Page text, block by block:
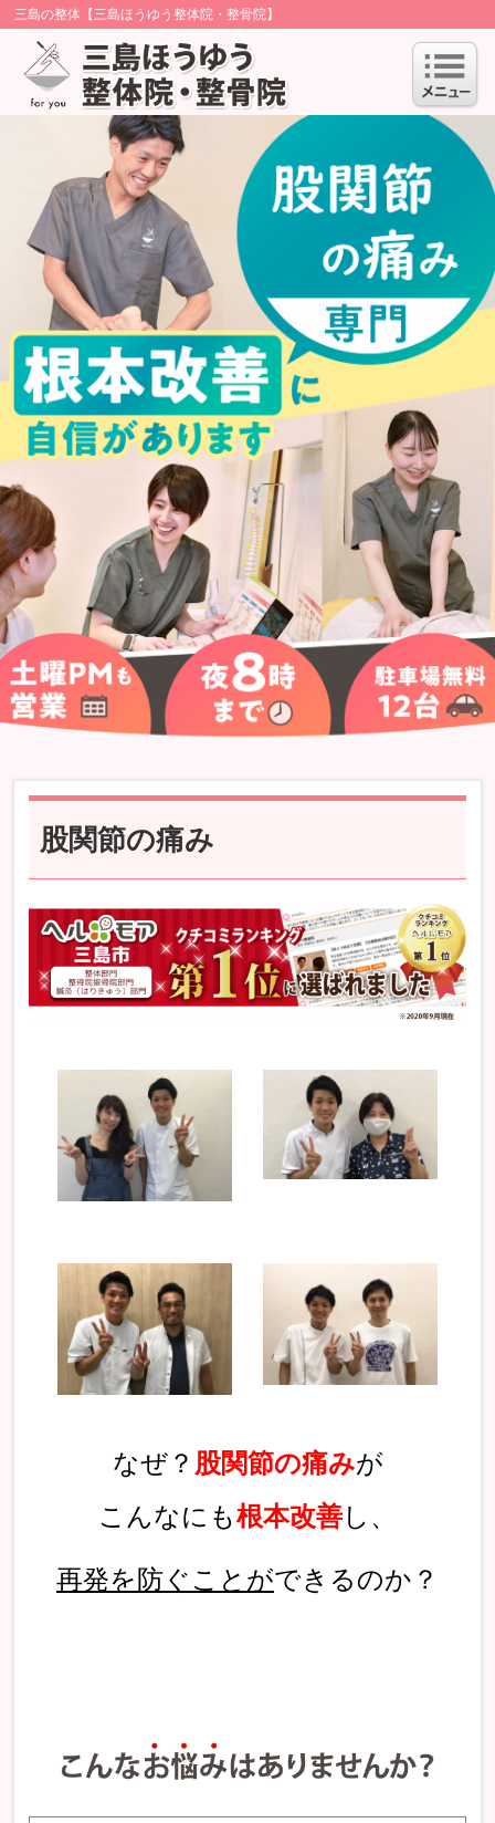
三島の整体【三島ほうゆう整体院・整骨院】
股関節の痛み
なぜ？ 股関節の痛みが
こんなにも根本改善し、
再発を防ぐことができるのか？